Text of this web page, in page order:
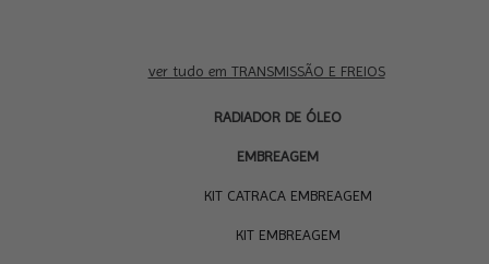
ver tudo em TRANSMISSÃO E FREIOS
RADIADOR DE ÓLEO
EMBREAGEM
KIT CATRACA EMBREAGEM
KIT EMBREAGEM